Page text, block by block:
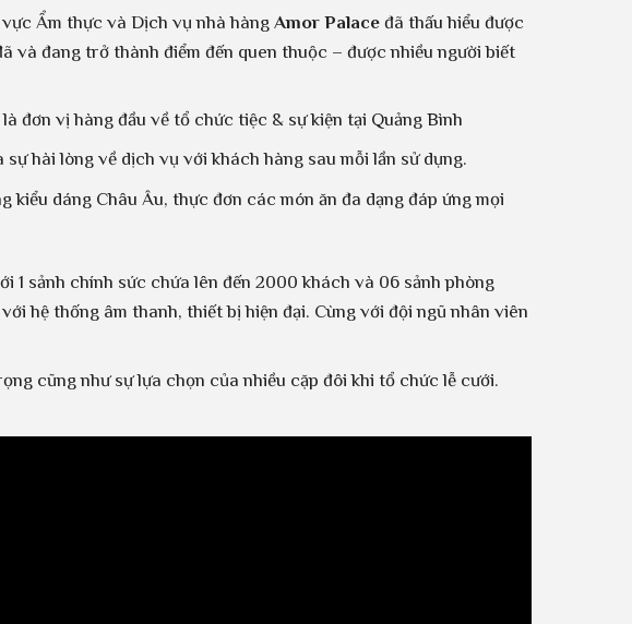
Ẩm thực và Dịch vụ nhà hàng Amor Palace đã thấu hiểu được
và đang trở thành điểm đến quen thuộc – được nhiều người biết
đơn vị hàng đầu về tổ chức tiệc & sự kiện tại Quảng Bình
hài lòng về dịch vụ với khách hàng sau mỗi lần sử dụng.
dáng Châu Âu, thực đơn các món ăn đa dạng đáp ứng mọi
1 sảnh chính sức chứa lên đến 2000 khách và 06 sảnh phòng
hệ thống âm thanh, thiết bị hiện đại. Cùng với đội ngũ nhân viên
cũng như sự lựa chọn của nhiều cặp đôi khi tổ chức lễ cưới.